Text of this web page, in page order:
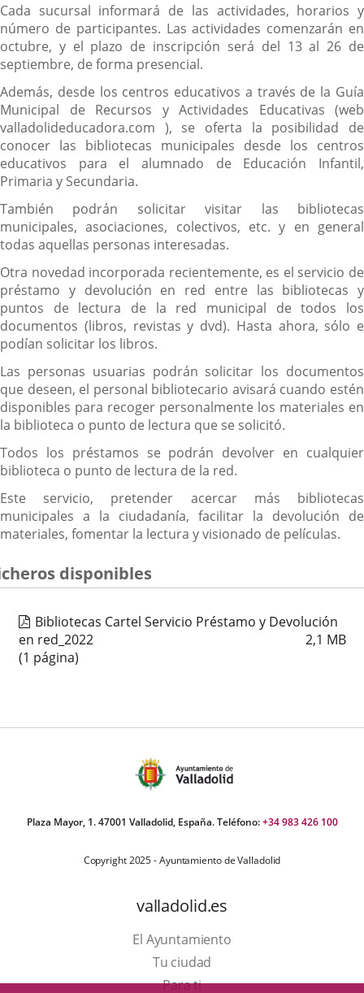
Cada sucursal informará de las actividades, horarios y
número de participantes. Las actividades comenzarán en
octubre, y el plazo de inscripción será del 13 al 26 de
septiembre, de forma presencial.
Además, desde los centros educativos a través de la Guía
Municipal de Recursos y Actividades Educativas (web
valladolideducadora.com ), se oferta la posibilidad de
conocer las bibliotecas municipales desde los centros
educativos para el alumnado de Educación Infantil,
Primaria y Secundaria.
También podrán solicitar visitar las bibliotecas
municipales, asociaciones, colectivos, etc. y en general
todas aquellas personas interesadas.
Otra novedad incorporada recientemente, es el servicio de
préstamo y devolución en red entre las bibliotecas y
puntos de lectura de la red municipal de todos los
documentos (libros, revistas y dvd). Hasta ahora, sólo e
podían solicitar los libros.
Las personas usuarias podrán solicitar los documentos
que deseen, el personal bibliotecario avisará cuando estén
disponibles para recoger personalmente los materiales en
la biblioteca o punto de lectura que se solicitó.
Todos los préstamos se podrán devolver en cualquier
biblioteca o punto de lectura de la red.
Este servicio, pretender acercar más bibliotecas
municipales a la ciudadanía, facilitar la devolución de
materiales, fomentar la lectura y visionado de películas.
disponibles
Bibliotecas Cartel Servicio Préstamo y Devolución
en red_2022
2,1 MB
(1 página)
Plaza Mayor, 1. 47001 Valladolid, España. Teléfono:+34 983 426 100
Copyright 2025 - Ayuntamiento de Valladolid
valladolid.es
El Ayuntamiento
Tu ciudad
Para ti